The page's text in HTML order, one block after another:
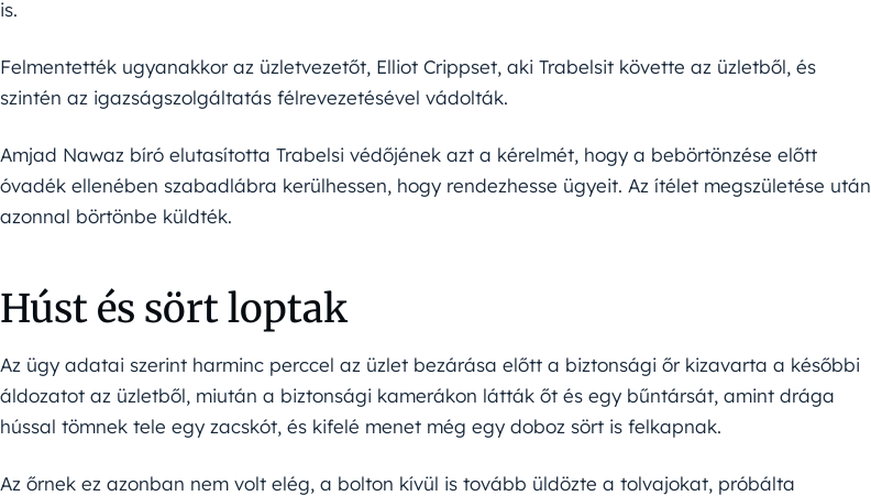
is.
Felmentették ugyanakkor az üzletvezetőt, Elliot Crippset, aki Trabelsit követte az üzletből, és
szintén az igazságszolgáltatás félrevezetésével vádolták.
Amjad Nawaz bíró elutasította Trabelsi védőjének azt a kérelmét, hogy a bebörtönzése előtt
óvadék ellenében szabadlábra kerülhessen, hogy rendezhesse ügyeit. Az ítélet megszületése után
azonnal börtönbe küldték.
Húst és sört loptak
Az ügy adatai szerint harminc perccel az üzlet bezárása előtt a biztonsági őr kizavarta a későbbi
áldozatot az üzletből, miután a biztonsági kamerákon látták őt és egy bűntársát, amint drága
hússal tömnek tele egy zacskót, és kifelé menet még egy doboz sört is felkapnak.
Az őrnek ez azonban nem volt elég, a bolton kívül is tovább üldözte a tolvajokat, próbálta